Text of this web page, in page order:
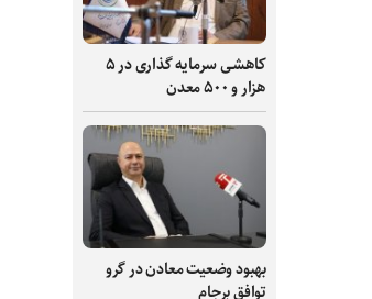
کاهشی سرمایه گذاری در ۵
هزار و ۵۰۰ معدن
بهبود وضعیت معادن در گرو
توافق برجام